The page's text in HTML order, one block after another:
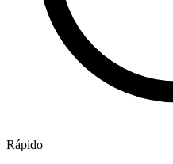
Rápido